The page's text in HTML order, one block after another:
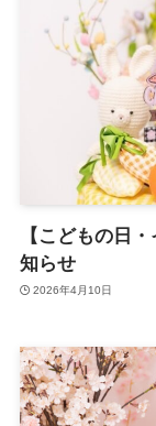
【こどもの日
知らせ
2026年4月10日